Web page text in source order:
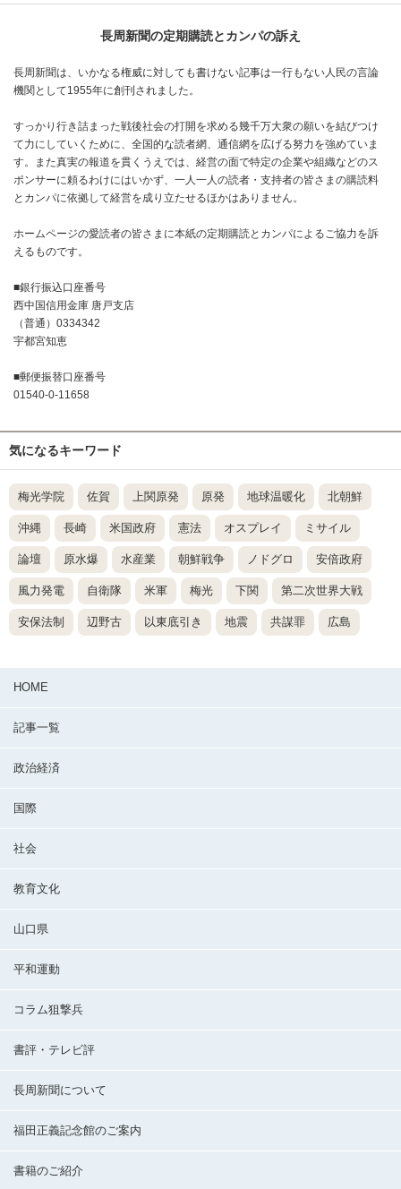
長周新聞の定期購読とカンパの訴え
長周新聞は、いかなる権威に対しても書けない記事は一行もない人民の言論
機関として1955年に創刊されました。
すっかり行き詰まった戦後社会の打開を求める幾千万大衆の願いを結びつけ
て力にしていくために、全国的な読者網、通信網を広げる努力を強めていま
す。また真実の報道を貫くうえでは、経営の面で特定の企業や組織などのス
ポンサーに頼るわけにはいかず、一人一人の読者・支持者の皆さまの購読料
とカンパに依拠して経営を成り立たせるほかはありません。
ホームページの愛読者の皆さまに本紙の定期購読とカンパによるご協力を訴
えるものです。
■銀行振込口座番号
西中国信用金庫 唐戸支店
（普通）0334342
宇都宮知恵
■郵便振替口座番号
01540-0-11658
気になるキーワード
梅光学院 佐賀 上関原発 原発 地球温暖化 北朝鮮
沖縄 長崎 米国政府 憲法 オスプレイ ミサイル
論壇 原水爆 水産業 朝鮮戦争 ノドグロ 安倍政府
風力発電 自衛隊 米軍 梅光 下関 第二次世界大戦
安保法制 辺野古 以東底引き 地震 共謀罪 広島
HOME
記事一覧
政治経済
国際
社会
教育文化
山口県
平和運動
コラム狙撃兵
書評・テレビ評
長周新聞について
福田正義記念館のご案内
書籍のご紹介